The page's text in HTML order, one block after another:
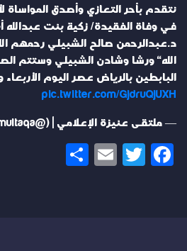
نتقدم بأحر التعازي وأصدق المواساة
في وفاة الفقيدة/ زكية بنت عبدالله
د.عبدالرحمن صالح الشبيلي رحمهم
الله" ورشا وشادن الشبيلي وستتم
البابطين بالرياض عصر اليوم
pic.twitter.com/GjdruQjUXH
— ملتقى عنيزة الإعلامي | (@onaizah_multaqa)
Facebook
Twitter
Email